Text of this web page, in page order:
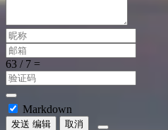
Markdown
发送 编辑 取消